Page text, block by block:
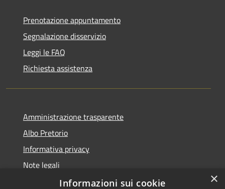
Prenotazione appuntamento
Segnalazione disservizio
Leggi le FAQ
Richiesta assistenza
Amministrazione trasparente
Albo Pretorio
Informativa privacy
Note legali
Dichiarazione di accessibilità
×
Informazioni sui cookie